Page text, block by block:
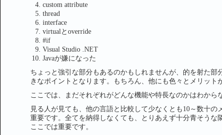
custom attribute
thread
interface
virtualとoverride
#if
Visual Studio .NET
Javaが嫌になった
ちょっと強引な部分もあるのかもしれませんが、的を射た
きなポイントとなります。もちろん、他にも色々とメリット
ここでは、まだそれぞれがどんな機能や特長なのかはわから
見る人が見ても、他の言語と比較して少なくとも10～数十
重要です。全てを納得しなくても、とりあえず十分青そう
ここでは重要です。